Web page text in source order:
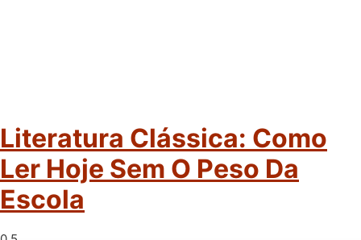
Literatura Clássica: Como
Ler Hoje Sem O Peso Da
Escola